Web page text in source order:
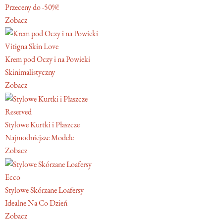
Przeceny do -50%!
Zobacz
Vitigna Skin Love
Krem pod Oczy i na Powieki
Skinimalistyczny
Zobacz
Reserved
Stylowe Kurtki i Płaszcze
Najmodniejsze Modele
Zobacz
Ecco
Stylowe Skórzane Loafersy
Idealne Na Co Dzień
Zobacz